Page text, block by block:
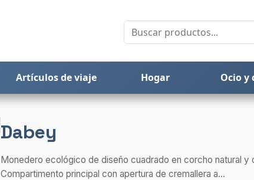
Artículos de viaje Hogar Ocio y
Dabey
Monedero ecológico de diseño cuadrado en corcho natural y
Compartimento principal con apertura de cremallera a...